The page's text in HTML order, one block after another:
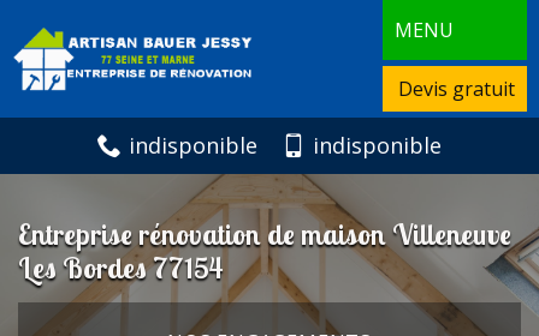
MENU
Devis gratuit
indisponible indisponible
Entreprise rénovation de maison Villeneuve
Les Bordes 77154